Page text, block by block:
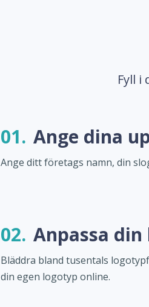
Fyll i
01. Ange dina
Ange ditt företags namn, din
02. Anpassa
Bläddra bland tusentals
din egen logotyp online.